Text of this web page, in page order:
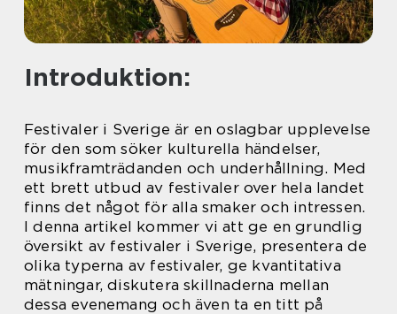
Introduktion:
Festivaler i Sverige är en oslagbar upplevelse
för den som söker kulturella händelser,
musikframträdanden och underhållning. Med
ett brett utbud av festivaler over hela landet
finns det något för alla smaker och intressen.
I denna artikel kommer vi att ge en grundlig
översikt av festivaler i Sverige, presentera de
olika typerna av festivaler, ge kvantitativa
mätningar, diskutera skillnaderna mellan
dessa evenemang och även ta en titt på